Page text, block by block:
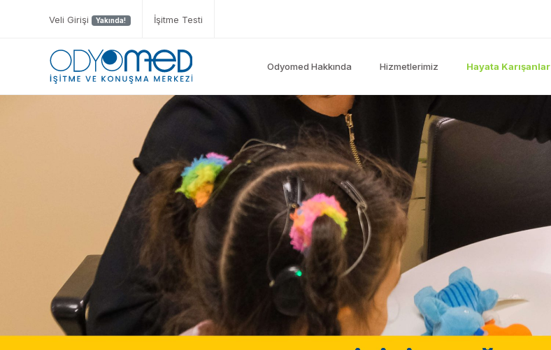
Veli Girişi Yakında! İşitme Testi
Odyomed Hakkında Hizmetlerimiz Hayata Karışanlar